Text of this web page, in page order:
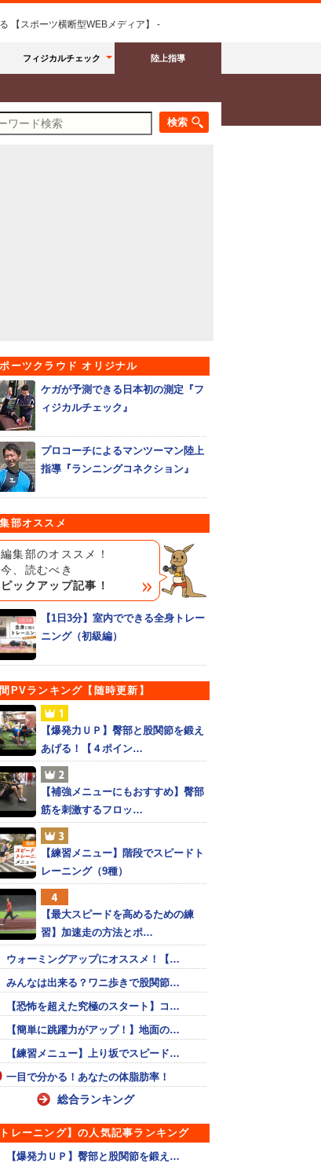
【スポーツ横断型WEBメディア】 -
フィジカルチェック 陸上指導
ーと大迫
山口蛍、ドイツ・ハノー
バーへ移籍へ
ーツクラウド オリジナル
ケガが予測できる日本初の測定『フ
ィジカルチェック』
プロコーチによるマンツーマン陸上
指導『ランニングコネクション』
部オススメ
編集部のオススメ！
今、読むべき
ピックアップ記事！
【1日3分】室内でできる全身トレー
ニング（初級編）
PVランキング【随時更新】
【爆発力ＵＰ】臀部と股関節を鍛え
あげる！【４ポイン…
【補強メニューにもおすすめ】臀部
筋を刺激するフロッ…
【練習メニュー】階段でスピードト
レーニング（9種）
【最大スピードを高めるための練
習】加速走の方法とポ…
ウォーミングアップにオススメ！【…
みんなは出来る？ワニ歩きで股関節…
【恐怖を超えた究極のスタート】コ…
【簡単に跳躍力がアップ！】地面の…
【練習メニュー】上り坂でスピード…
一目で分かる！あなたの体脂肪率！
総合ランキング
トレーニング】の人気記事ランキング
【爆発力ＵＰ】臀部と股関節を鍛え…